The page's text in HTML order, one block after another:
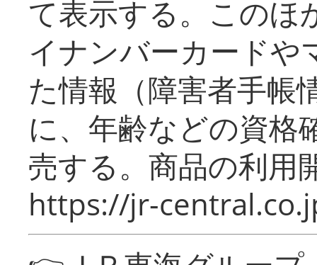
て表示する。このほ
イナンバーカードや
た情報（障害者手帳
に、年齢などの資格
売する。商品の利用
https://jr-